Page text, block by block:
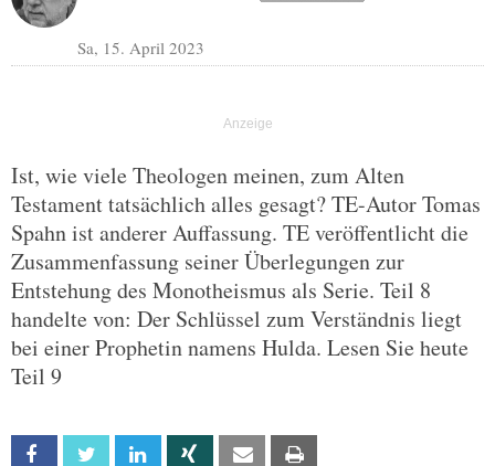
Sa, 15. April 2023
Ist, wie viele Theologen meinen, zum Alten
Testament tatsächlich alles gesagt? TE-Autor Tomas
Spahn ist anderer Auffassung. TE veröffentlicht die
Zusammenfassung seiner Überlegungen zur
Entstehung des Monotheismus als Serie. Teil 8
handelte von: Der Schlüssel zum Verständnis liegt
bei einer Prophetin namens Hulda. Lesen Sie heute
Teil 9
Facebook Twitter Linkedin Xing Email